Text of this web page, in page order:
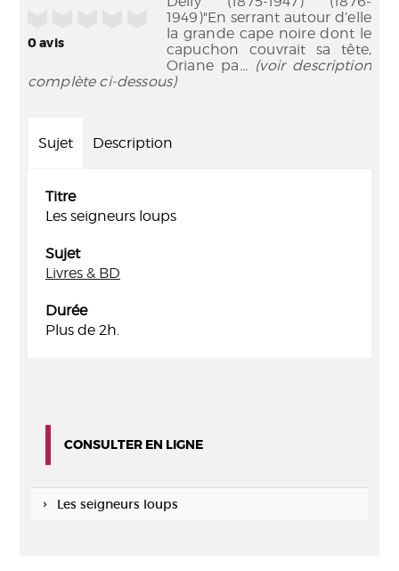
0avis
1949)"En serrant autour d’elle
la grande cape noire dont le
capuchon couvrait sa tête,
Oriane pa... (voir description
complète ci-dessous)
Sujet Description
Titre
Les seigneurs loups
Sujet
Livres & BD
Durée
Plus de 2h.
CONSULTER EN LIGNE
Les seigneurs loups